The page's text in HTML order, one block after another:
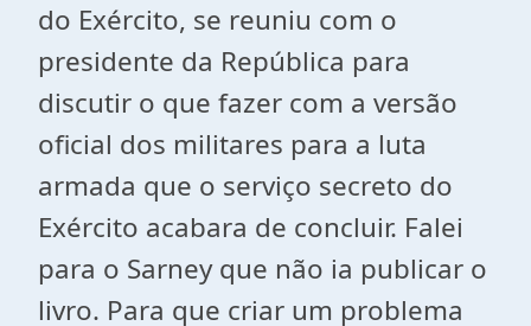
do Exército, se reuniu com o
presidente da República para
discutir o que fazer com a versão
oficial dos militares para a luta
armada que o serviço secreto do
Exército acabara de concluir. Falei
para o Sarney que não ia publicar o
livro. Para que criar um problema